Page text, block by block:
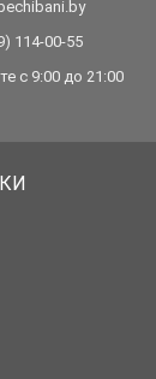
114-00-55
с 9:00 до 21:00